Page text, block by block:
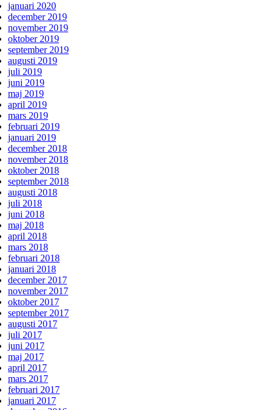
januari 2020
december 2019
november 2019
oktober 2019
september 2019
augusti 2019
juli 2019
juni 2019
maj 2019
april 2019
mars 2019
februari 2019
januari 2019
december 2018
november 2018
oktober 2018
september 2018
augusti 2018
juli 2018
juni 2018
maj 2018
april 2018
mars 2018
februari 2018
januari 2018
december 2017
november 2017
oktober 2017
september 2017
augusti 2017
juli 2017
juni 2017
maj 2017
april 2017
mars 2017
februari 2017
januari 2017